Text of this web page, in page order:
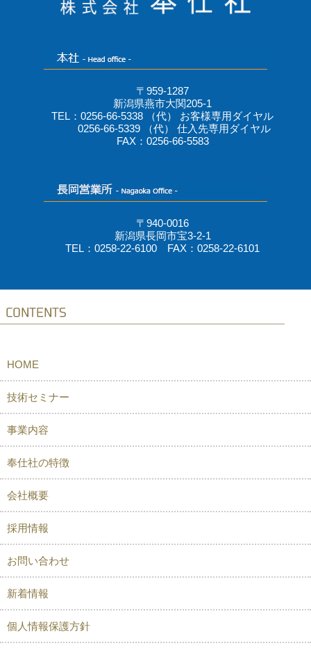
〒959-1287
新潟県燕市大関205-1
TEL：0256-66-5338 （代） お客様専用ダイヤル
0256-66-5339 （代） 仕入先専用ダイヤル
FAX：0256-66-5583
〒940-0016
新潟県長岡市宝3-2-1
TEL：0258-22-6100 FAX：0258-22-6101
HOME
技術セミナー
事業内容
奉仕社の特徴
会社概要
採用情報
お問い合わせ
新着情報
個人情報保護方針